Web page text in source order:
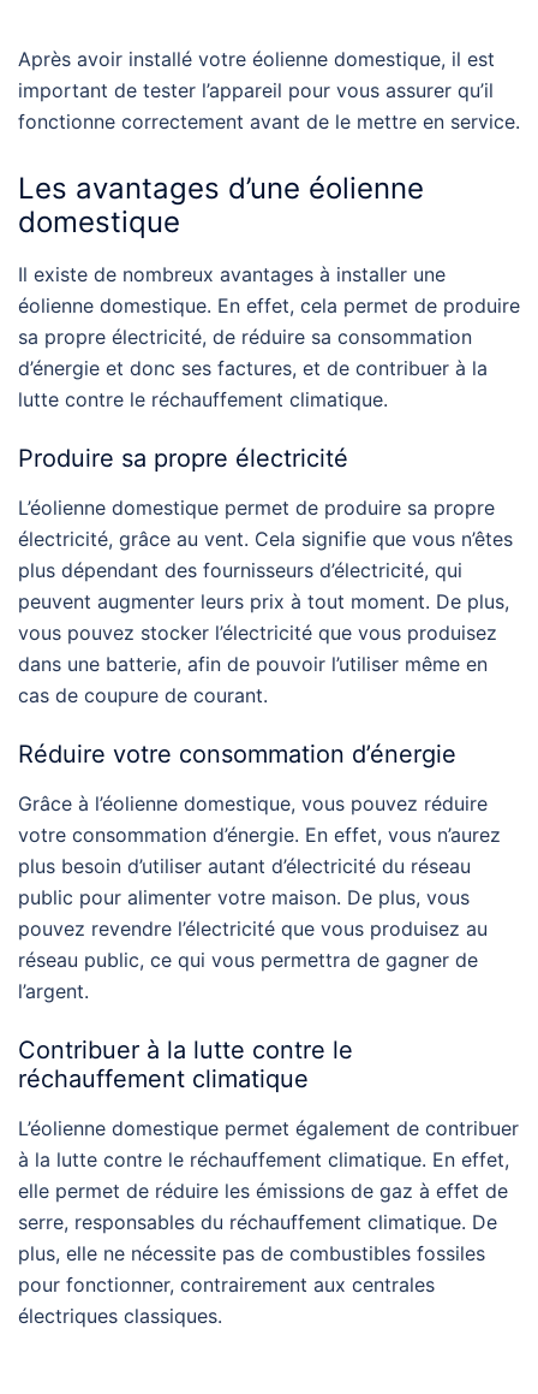
Après avoir installé votre éolienne domestique, il est
important de tester l’appareil pour vous assurer qu’il
fonctionne correctement avant de le mettre en service.
Les avantages d’une éolienne
domestique
Il existe de nombreux avantages à installer une
éolienne domestique. En effet, cela permet de produire
sa propre électricité, de réduire sa consommation
d’énergie et donc ses factures, et de contribuer à la
lutte contre le réchauffement climatique.
Produire sa propre électricité
L’éolienne domestique permet de produire sa propre
électricité, grâce au vent. Cela signifie que vous n’êtes
plus dépendant des fournisseurs d’électricité, qui
peuvent augmenter leurs prix à tout moment. De plus,
vous pouvez stocker l’électricité que vous produisez
dans une batterie, afin de pouvoir l’utiliser même en
cas de coupure de courant.
Réduire votre consommation d’énergie
Grâce à l’éolienne domestique, vous pouvez réduire
votre consommation d’énergie. En effet, vous n’aurez
plus besoin d’utiliser autant d’électricité du réseau
public pour alimenter votre maison. De plus, vous
pouvez revendre l’électricité que vous produisez au
réseau public, ce qui vous permettra de gagner de
l’argent.
Contribuer à la lutte contre le
réchauffement climatique
L’éolienne domestique permet également de contribuer
à la lutte contre le réchauffement climatique. En effet,
elle permet de réduire les émissions de gaz à effet de
serre, responsables du réchauffement climatique. De
plus, elle ne nécessite pas de combustibles fossiles
pour fonctionner, contrairement aux centrales
électriques classiques.